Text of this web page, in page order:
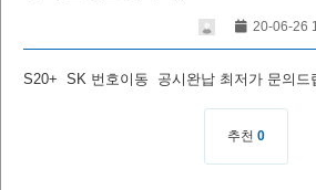
20-06-26
S20+ SK 번호이동 공시완납 최저가 문의드
추천 0